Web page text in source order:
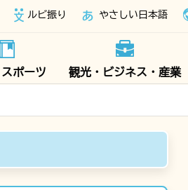
ルビ振り やさしい日本語
ポーツ 観光・ビジネス・産業